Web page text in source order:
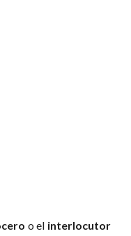
o el interlocutor